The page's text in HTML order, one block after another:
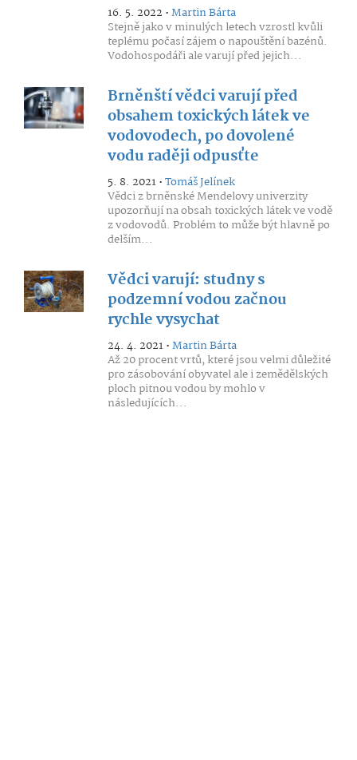
16. 5. 2022 •Martin Bárta
Stejně jako v minulých letech vzrostl kvůli
teplému počasí zájem o napouštění bazénů.
Vodohospodáři ale varují před jejich...
Brněnští vědci varují před
obsahem toxických látek ve
vodovodech, po dovolené
vodu raději odpusťte
5. 8. 2021 •Tomáš Jelínek
Vědci z brněnské Mendelovy univerzity
upozorňují na obsah toxických látek ve vodě
z vodovodů. Problém to může být hlavně po
delším...
Vědci varují: studny s
podzemní vodou začnou
rychle vysychat
24. 4. 2021 •Martin Bárta
Až 20 procent vrtů, které jsou velmi důležité
pro zásobování obyvatel ale i zemědělských
ploch pitnou vodou by mohlo v
následujících...